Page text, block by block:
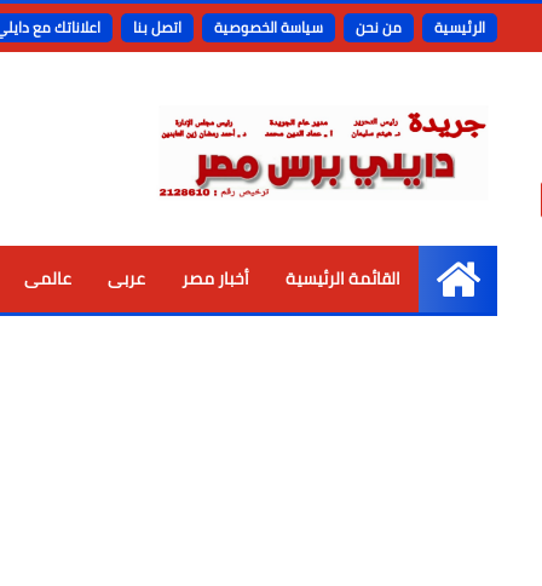
الرئيسية من نحن سياسة الخصوصية اتصل بنا اعلاناتك مع
الرئيسية
القائمة الرئيسية أخبار مصر عربى عالمى